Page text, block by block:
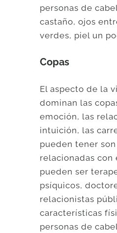
personas de
castaño, ojos
verdes, piel un
Copas
El aspecto de la
dominan las
emoción, las
intuición, las
pueden tener
relacionadas con
pueden ser
psíquicos,
relacionistas
características
personas de